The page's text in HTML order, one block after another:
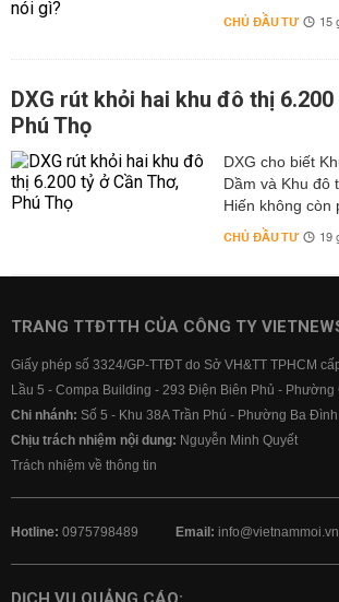
CHỦ ĐẦU TƯ 15
DXG rút khỏi hai khu đô thị
Phú Thọ
DXG cho biết
Dầm và Khu đô
Hiến không còn
CHỦ ĐẦU TƯ 19
TRANG TTĐTTH CỦA CÔNG TY
Giấy phép số 3324/GP-TTĐT do Sở VH&TT TPHCM
Lầu 5 - Compa Building - 293 Điện Biên Phủ - Phường
Chi nhánh: Số 5 - Khu 38A Trần Phú - Phường Ba Đình
Chịu trách nhiệm nội dung: Nguyễn Minh Quyết
Trách nhiệm về thông tin
Hotline: 0975798489 Email: info@vietnammoi.vn